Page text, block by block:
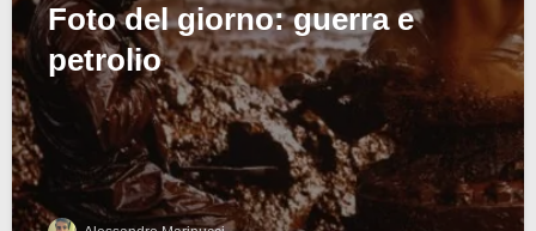
Foto del giorno: guerra e
petrolio